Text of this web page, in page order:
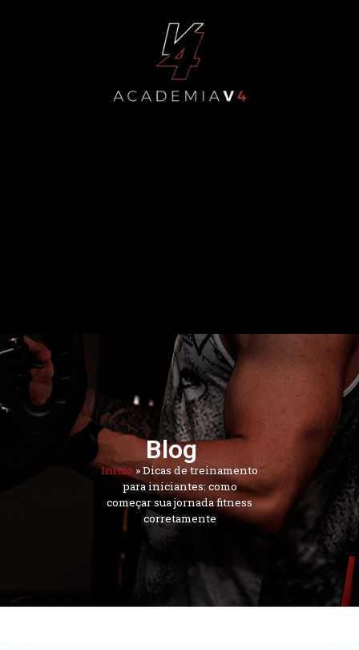
Blog
Início »Dicas de treinamento
para iniciantes: como
começar sua jornada fitness
corretamente